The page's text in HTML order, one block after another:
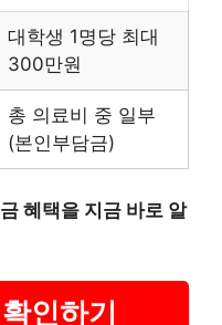
대학생 1명당 최대
300만원
총 의료비 중 일부
(본인부담금)
혜택을 지금 바로 알
인하기